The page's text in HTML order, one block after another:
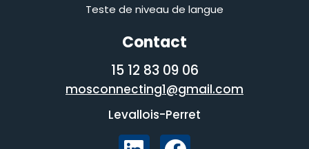
Teste de niveau de langue
Contact
06 09 83 12 15
mosconnecting1@gmail.com
Levallois-Perret